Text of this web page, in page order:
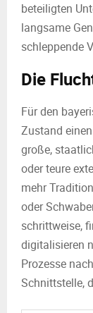
beteiligten
langsame
schleppende
Die
Für den
Zustand einen
große,
oder teure
mehr
oder
schrittweise,
digitalisieren
Prozesse
Schnittstelle,